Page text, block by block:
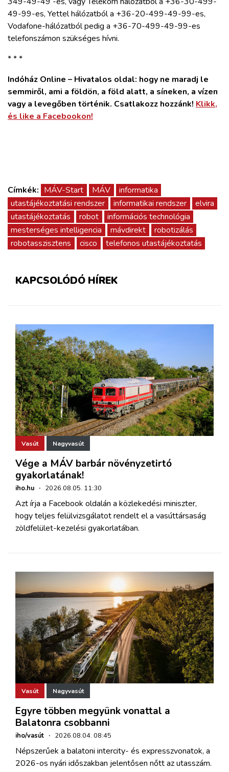
49-99-es, Yettel hálózatból a +36-20-499-49-99-es,
Vodafone-hálózatból pedig a +36-70-499-49-99-es
telefonszámon szükséges hívni.
* * *
Indóház Online – Hivatalos oldal: hogy ne maradj le
semmiről, ami a földön, a föld alatt, a síneken, a vízen
vagy a levegőben történik. Csatlakozz hozzánk! Klikk,
és like a Facebookon!
Címkék: MÁV-Start MÁV
informatika
utastájékoztatási rendszer
informatikai rendszer
elvira
utastájékoztatás
robot
információs technológia
mesterséges intelligencia
mávdirekt
robotizálás
robotasszisztens
cisco telefonos utastájékoztatás
KAPCSOLÓDÓ HÍREK
Vasút Nagyvasút
Vége a MÁV barbár növényzetirtó
gyakorlatának!
iho.hu · 2026.08.05. 11:30
Azt írja a Facebook oldalán a közlekedési miniszter,
hogy teljes felülvizsgálatot rendelt el a vasúttársaság
zöldfelület-kezelési gyakorlatában.
Vasút Nagyvasút
Egyre többen megyünk vonattal a
Balatonra csobbanni
iho/vasút · 2026.08.04. 08:45
Népszerűek a balatoni intercity- és expresszvonatok, a
2026-os nyári időszakban jelentősen nőtt az utasszám.